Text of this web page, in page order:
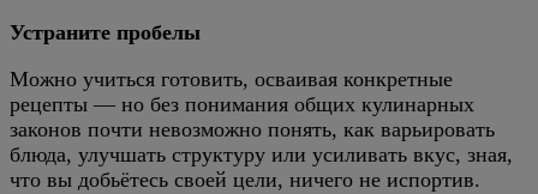
Устраните пробелы
Можно учиться готовить, осваивая конкретные
рецепты — но без понимания общих кулинарных
законов почти невозможно понять, как варьировать
блюда, улучшать структуру или усиливать вкус, зная,
что вы добьётесь своей цели, ничего не испортив.